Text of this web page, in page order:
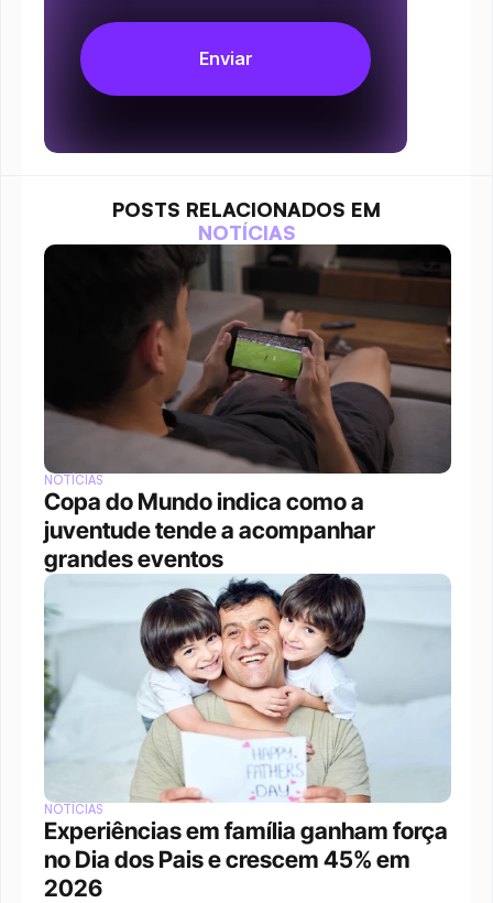
POSTS RELACIONADOS EM
NOTÍCIAS
NOTÍCIAS
Copa do Mundo indica como a
juventude tende a acompanhar
grandes eventos
NOTÍCIAS
Experiências em família ganham força
no Dia dos Pais e crescem 45% em
2026